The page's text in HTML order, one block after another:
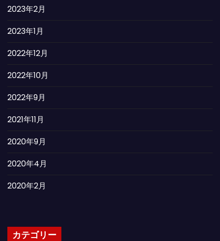
2023年2月
2023年1月
2022年12月
2022年10月
2022年9月
2021年11月
2020年9月
2020年4月
2020年2月
カテゴリー